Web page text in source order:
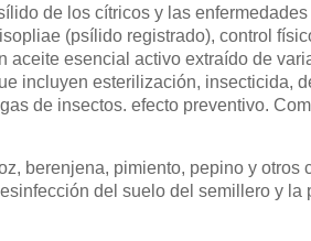
de los cítricos y las
(psílido registrado), control
esencial activo extraído de
incluyen esterilización, insecticida,
de insectos. efecto preventivo.
berenjena, pimiento, pepino y otros
del suelo del semillero y